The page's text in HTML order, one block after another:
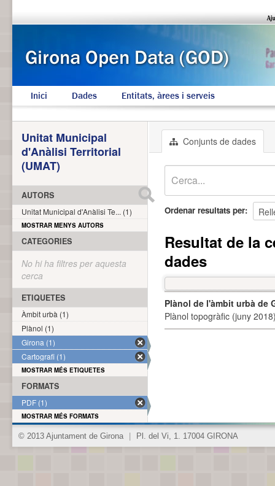
Inici Dades Entitats, àrees i serveis
Conjunts de dades
Ordenar resultats per
Resultat de la
dades
Plànol de l'àmbit urbà de
Plànol topogràfic (juny
Unitat Municipal
d'Anàlisi Territorial
(UMAT)
AUTORS
Unitat Municipal d'Anàlisi Te... (1)
MOSTRAR MENYS AUTORS
CATEGORIES
No hi ha filtres per aquesta
cerca
ETIQUETES
Àmbit urbà (1)
Plànol (1)
Girona (1)
Cartografi (1)
MOSTRAR MÉS ETIQUETES
FORMATS
PDF (1)
MOSTRAR MÉS FORMATS
© 2013 Ajuntament de Girona Pl. del Vi, 1. 17004 GIRONA